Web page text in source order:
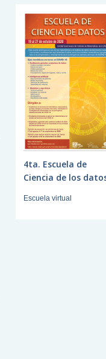
4ta. Escuela de
Ciencia de los
Escuela virtual